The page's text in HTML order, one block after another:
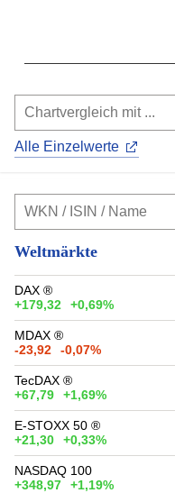
Alle Einzelwerte
Weltmärkte
DAX ®
+179,32
+0,69%
MDAX ®
-23,92
-0,07%
TecDAX ®
+67,79
+1,69%
E-STOXX 50 ®
+21,30
+0,33%
NASDAQ 100
+348,97
+1,19%